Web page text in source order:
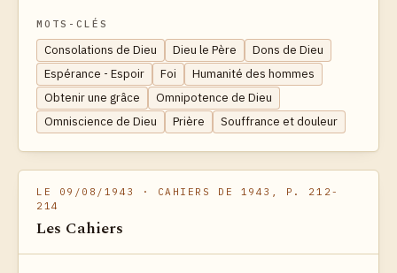
MOTS-CLÉS
Consolations de Dieu Dieu le Père
Dons de Dieu
Espérance - Espoir
Foi
Humanité des hommes
Obtenir une grâce
Omnipotence de Dieu
Omniscience de Dieu
Prière Souffrance et douleur
LE 09/08/1943
· CAHIERS DE 1943, P. 212-
214
Les Cahiers